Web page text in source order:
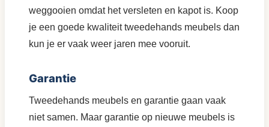
weggooien omdat het versleten en kapot is. Koop
je een goede kwaliteit tweedehands meubels dan
kun je er vaak weer jaren mee vooruit.
Garantie
Tweedehands meubels en garantie gaan vaak
niet samen. Maar garantie op nieuwe meubels is